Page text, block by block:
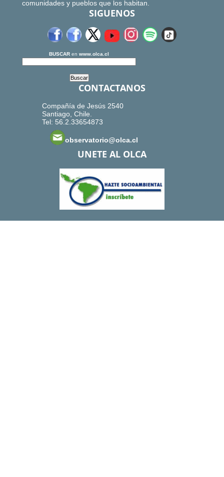
comunidades y pueblos que los habitan.
SIGUENOS
BUSCAR en www.olca.cl
CONTACTANOS
Compañía de Jesús 2540
Santiago, Chile.
Tel: 56.2.33654873
observatorio@olca.cl
UNETE AL OLCA